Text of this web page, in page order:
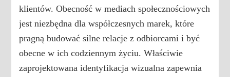
klientów. Obecność w mediach społecznościowych
jest niezbędna dla współczesnych marek, które
pragną budować silne relacje z odbiorcami i być
obecne w ich codziennym życiu. Właściwie
zaprojektowana identyfikacja wizualna zapewnia